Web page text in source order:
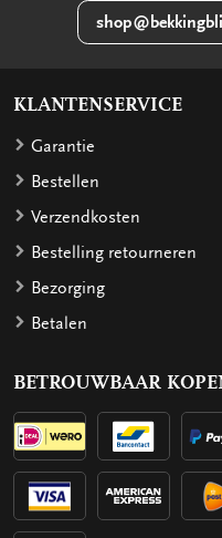
KLANTENSERVICE
Garantie
Bestellen
Verzendkosten
Bestelling retourneren
Bezorging
Betalen
BETROUWBAAR